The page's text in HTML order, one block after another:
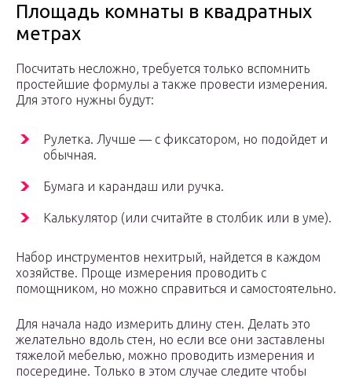
Площадь комнаты в квадратных
метрах
Посчитать несложно, требуется только вспомнить
простейшие формулы а также провести измерения.
Для этого нужны будут:
Рулетка. Лучше — с фиксатором, но подойдет и
обычная.
Бумага и карандаш или ручка.
Калькулятор (или считайте в столбик или в уме).
Набор инструментов нехитрый, найдется в каждом
хозяйстве. Проще измерения проводить с
помощником, но можно справиться и самостоятельно.
Для начала надо измерить длину стен. Делать это
желательно вдоль стен, но если все они заставлены
тяжелой мебелью, можно проводить измерения и
посередине. Только в этом случае следите чтобы